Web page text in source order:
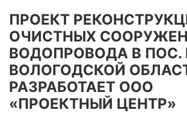
ПРОЕКТ
ОЧИСТНЫХ
ВОДОПРОВОДА В ПОС.
ВОЛОГОДСКОЙ
РАЗРАБОТАЕТ ООО
«ПРОЕКТНЫЙ ЦЕНТР»